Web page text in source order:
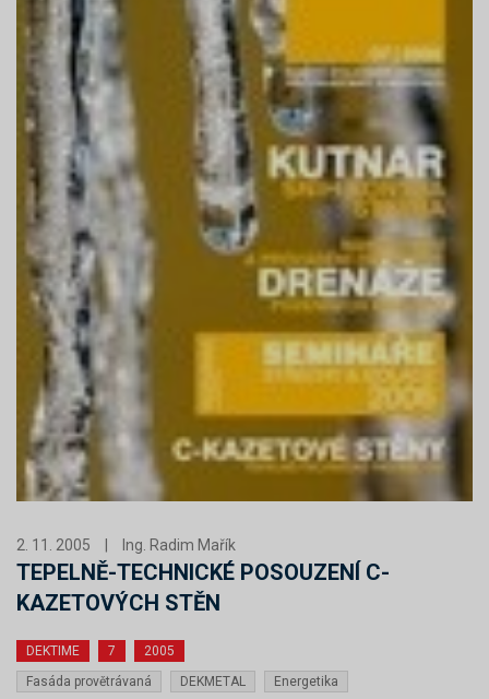
2. 11. 2005 Ing. Radim Mařík
TEPELNĚ-TECHNICKÉ POSOUZENÍ C-
KAZETOVÝCH STĚN
DEKTIME 7
2005
Fasáda provětrávaná
DEKMETAL Energetika